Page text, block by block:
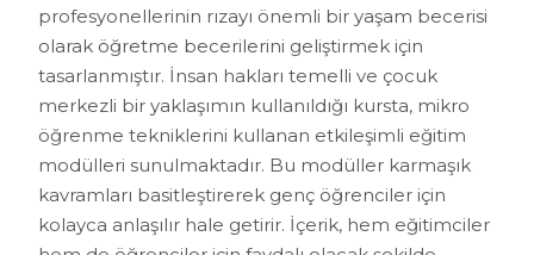
profesyonellerinin rızayı önemli bir yaşam becerisi
olarak öğretme becerilerini geliştirmek için
tasarlanmıştır. İnsan hakları temelli ve çocuk
merkezli bir yaklaşımın kullanıldığı kursta, mikro
öğrenme tekniklerini kullanan etkileşimli eğitim
modülleri sunulmaktadır. Bu modüller karmaşık
kavramları basitleştirerek genç öğrenciler için
kolayca anlaşılır hale getirir. İçerik, hem eğitimciler